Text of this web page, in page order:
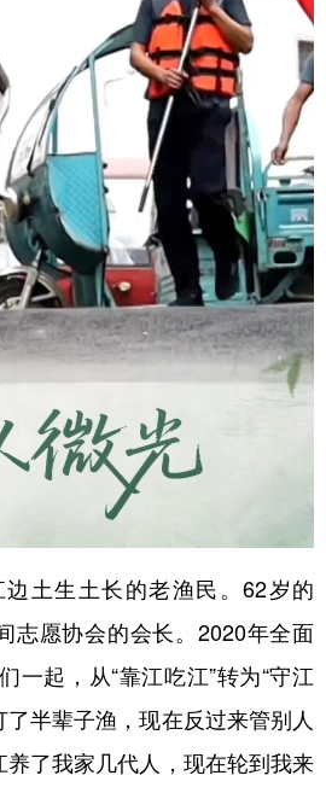
土生土长的老渔民。62岁的
志愿协会的会长。2020年全面
一起，从“靠江吃江”转为“守江
了半辈子渔，现在反过来管别人
养了我家几代人，现在轮到我来